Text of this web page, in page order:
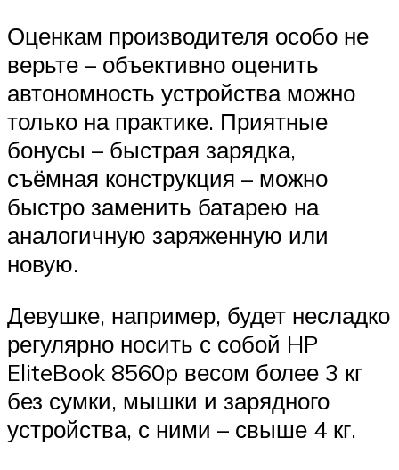
Оценкам производителя особо не
верьте – объективно оценить
автономность устройства можно
только на практике. Приятные
бонусы – быстрая зарядка,
съёмная конструкция – можно
быстро заменить батарею на
аналогичную заряженную или
новую.
Девушке, например, будет несладко
регулярно носить с собой HP
EliteBook 8560p весом более 3 кг
без сумки, мышки и зарядного
устройства, с ними – свыше 4 кг.